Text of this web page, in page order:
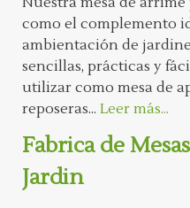
como el complemento
ambientación de
sencillas, prácticas y
utilizar como mesa de
reposeras... Leer más...
Fabrica de
Jardin